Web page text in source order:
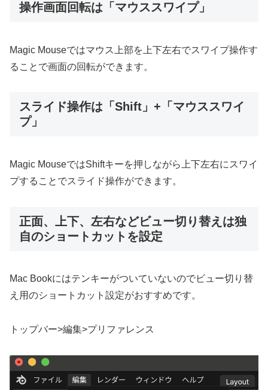
操作画面回転は「マウススワイプ」
Magic Mouseではマウス上部を上下左右でスワイプ操作す
ることで画面の回転ができます。
スライド操作は「Shift」+「マウススワイ
プ」
Magic MouseではShiftキーを押しながら上下左右にスワイ
プすることでスライド操作ができます。
正面、上下、左右などビュー切り替えは独
自のショートカットを設定
Mac Bookにはテンキーがついていないのでビュー切り替
え用のショートカット設定がおすすめです。
トップバー>編集>プリファレンス